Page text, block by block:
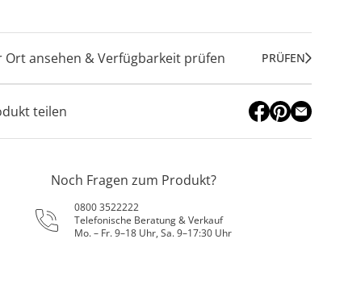
Ort ansehen & Verfügbarkeit prüfen PRÜFEN
teilen
Noch Fragen zum Produkt?
0800 3522222
Telefonische Beratung & Verkauf
Mo. – Fr. 9–18 Uhr, Sa. 9–17:30 Uhr